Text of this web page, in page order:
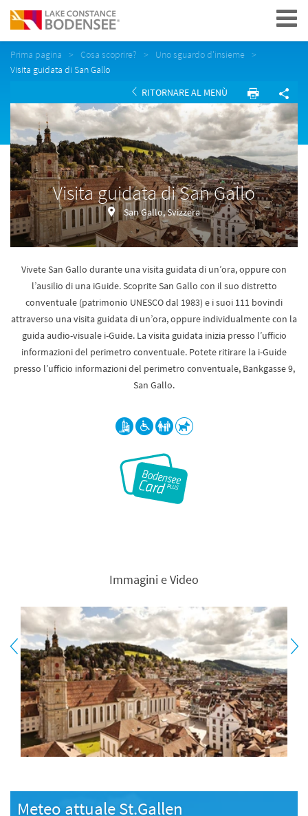
Navigation
Prima pagina Cosa scoprire?
Uno sguardo d'insieme
Visita guidata di San Gallo
RITORNARE AL MENÙ
Visita guidata di San Gallo
San Gallo, Svizzera
Vivete San Gallo durante una visita guidata di un’ora, oppure con
l’ausilio di una iGuide. Scoprite San Gallo con il suo distretto
conventuale (patrimonio UNESCO dal 1983) e i suoi 111 bovindi
attraverso una visita guidata di un’ora, oppure individualmente con la
guida audio-visuale i-Guide. La visita guidata inizia presso l’ufficio
informazioni del perimetro conventuale. Potete ritirare la i-Guide
presso l’ufficio informazioni del perimetro conventuale, Bankgasse 9,
San Gallo.
Immagini e Video
Meteo attuale St.Gallen